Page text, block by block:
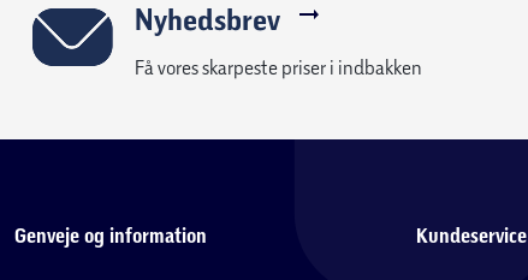
Nyhedsbrev
Få vores skarpeste priser i indbakken
Genveje og information Kundeservice